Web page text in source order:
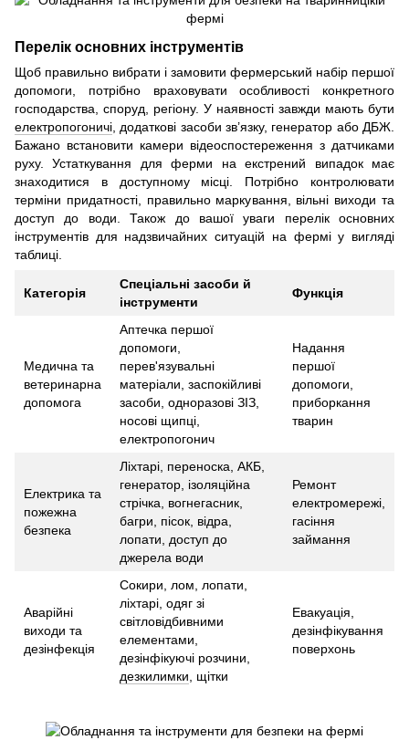
Перелік основних інструментів
Щоб правильно вибрати і замовити фермерський набір першої
допомоги, потрібно враховувати особливості конкретного
господарства, споруд, регіону. У наявності завжди мають бути
електропогоничі , додаткові засоби зв’язку, генератор або ДБЖ.
Бажано встановити камери відеоспостереження з датчиками
руху. Устаткування для ферми на екстрений випадок має
знаходитися в доступному місці. Потрібно контролювати
терміни придатності, правильно маркування, вільні виходи та
доступ до води. Також до вашої уваги перелік основних
інструментів для надзвичайних ситуацій на фермі у вигляді
таблиці.
Категорія
Спеціальні засоби й
інструменти
Функція
Медична та
ветеринарна
допомога
Аптечка першої
допомоги,
перев'язувальні
матеріали, заспокійливі
засоби, одноразові ЗІЗ,
носові щипці,
електропогонич
Надання
першої
допомоги,
приборкання
тварин
Електрика та
пожежна
безпека
Ліхтарі, переноска, АКБ,
генератор, ізоляційна
стрічка, вогнегасник,
багри, пісок, відра,
лопати, доступ до
джерела води
Ремонт
електромережі,
гасіння
займання
Аварійні
виходи та
дезінфекція
Сокири, лом, лопати,
ліхтарі, одяг зі
світловідбивними
елементами,
дезінфікуючі розчини,
дезкилимки , щітки
Евакуація,
дезінфікування
поверхонь